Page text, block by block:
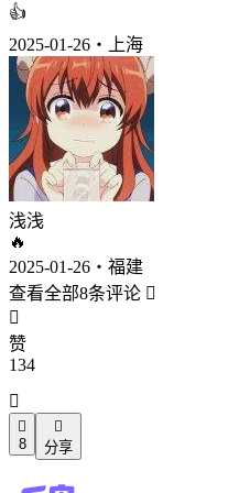
👍
2025-01-26・上海
浅浅
🔥
2025-01-26・福建
查看全部8条评论 

赞
134


8

分享